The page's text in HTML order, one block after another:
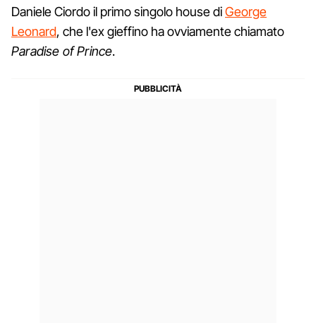
Daniele Ciordo il primo singolo house diGeorge
Leonard, che l'ex gieffino ha ovviamente chiamato
Paradise of Prince.